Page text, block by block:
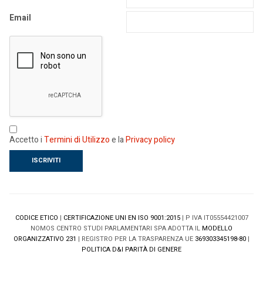
Email
Accetto iTermini di Utilizzoe laPrivacy policy
CODICE ETICO | CERTIFICAZIONE UNI EN ISO 9001:2015| P IVA IT05554421007
NOMOS CENTRO STUDI PARLAMENTARI SPA ADOTTA IL MODELLO
ORGANIZZATIVO 231 | REGISTRO PER LA TRASPARENZA UE 369303345198-80 |
POLITICA D&I PARITÀ DI GENERE